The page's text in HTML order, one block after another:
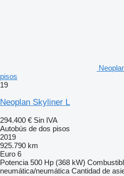
pisos
19
Neoplan Skyliner L
294.400 € Sin IVA
Autobús de dos pisos
2019
925.790 km
Euro 6
Potencia 500 Hp (368 kW)
neumática/neumática Cantidad de